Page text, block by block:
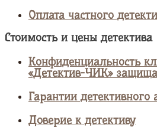
Оплата частного
Стоимость и цены детектива
Конфиденциальность
«Детектив-ЧИК»
Гарантии детективного
Доверие к детективу